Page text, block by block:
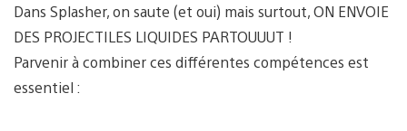
Dans Splasher, on saute (et oui) mais surtout, ON ENVOIE
DES PROJECTILES LIQUIDES PARTOUUUT !
Parvenir à combiner ces différentes compétences est
essentiel :